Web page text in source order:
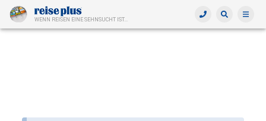
WENN REISEN EINE SEHNSUCHT IST...